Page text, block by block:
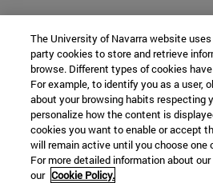
The University of Navarra website
party cookies to store and retrieve
browse. Different types of cookies
For example, to identify you as a user,
about your browsing habits respecting
personalize how the content is
cookies you want to enable or accept
will remain active until you choose one
For more detailed information about
our Cookie Policy.